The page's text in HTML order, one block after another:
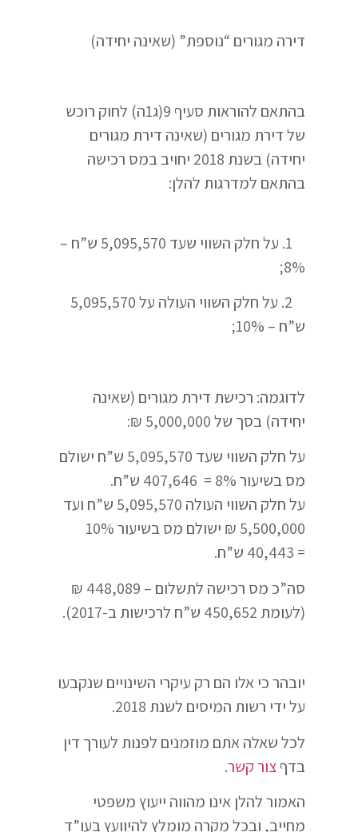
דירה מגורים “נוספת” (שאינה יחידה)
בהתאם להוראות סעיף 9(ג1ה) לחוק רוכש
של דירת מגורים (שאינה דירת מגורים
יחידה) בשנת 2018 יחויב במס רכישה
בהתאם למדרגות להלן:
1. על חלק השווי שעד 5,095,570 ש”ח –
8%;
2. על חלק השווי העולה על 5,095,570
ש”ח – 10%;
לדוגמה: רכישת דירת מגורים (שאינה
יחידה) בסך של 5,000,000 ₪:
על חלק השווי שעד 5,095,570 ש”ח ישולם
מס בשיעור 8% = 407,646 ש”ח.
על חלק השווי העולה 5,095,570 ש”ח ועד
5,500,000 ₪ ישולם מס בשיעור 10%
= 40,443 ש”ח.
סה”כ מס רכישה לתשלום – 448,089 ₪
(לעומת 450,652 ש”ח לרכישות ב-2017).
יובהר כי אלו הם רק עיקרי השינויים שנקבעו
על ידי רשות המיסים לשנת 2018.
לכל שאלה אתם מוזמנים לפנות לעורך דין
בדףצור קשר.
האמור להלן אינו מהווה ייעוץ משפטי
מחייב, ובכל מקרה מומלץ להיוועץ בעו”ד